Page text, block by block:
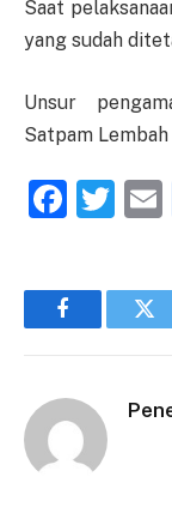
Saat
yang sudah
Unsur
Satpam
Facebook